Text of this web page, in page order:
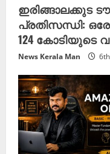
ഇരിങ്ങാലക്കുട
പ്രതിസന്ധി:
124 കോടിയുടെ
News Kerala Man